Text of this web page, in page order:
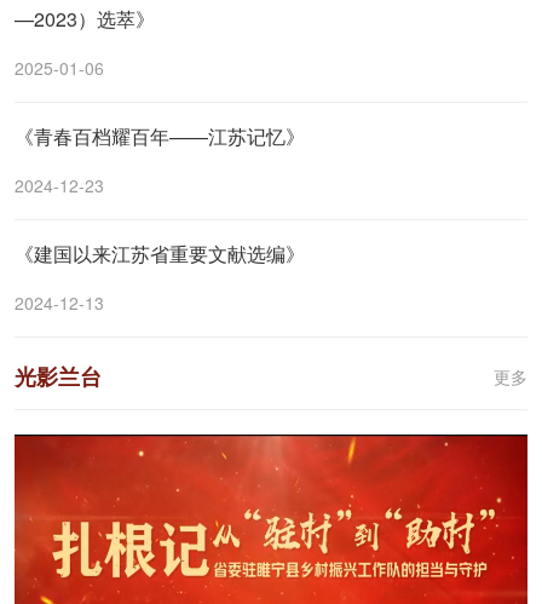
—2023）选萃》
2025-01-06
《青春百档耀百年——江苏记忆》
2024-12-23
《建国以来江苏省重要文献选编》
2024-12-13
光影兰台 更多